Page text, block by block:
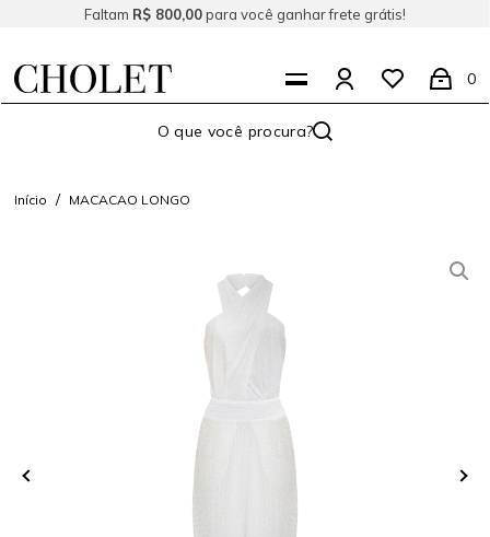
Faltam R$ 800,00para você ganhar frete grátis!
0
Início MACACAO LONGO